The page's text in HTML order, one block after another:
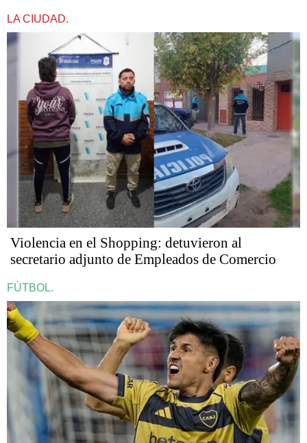
LA CIUDAD.
Violencia en el Shopping: detuvieron al
secretario adjunto de Empleados de Comercio
FÚTBOL.